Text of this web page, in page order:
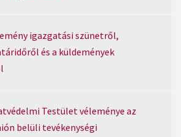
igazgatási szünetről,
és a küldemények
Testület véleménye az
belüli tevékenységi